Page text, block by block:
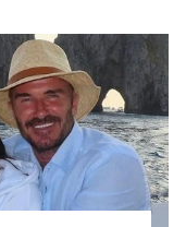
pa ju je tudi